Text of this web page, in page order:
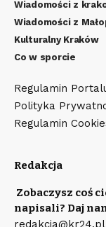
Wiadomości z
Wiadomości z
Kulturalny Kraków
Co w sporcie
Regulamin
Polityka
Regulamin
Redakcja
Zobaczysz coś
napisali? Daj
redakcja@kr24.pl